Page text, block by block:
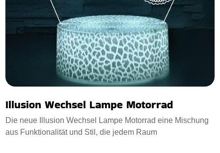
Illusion Wechsel Lampe Motorrad
Die neue Illusion Wechsel Lampe Motorrad eine Mischung
aus Funktionalität und Stil, die jedem Raum